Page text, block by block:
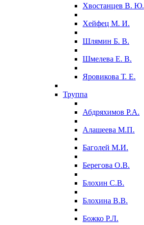
Хвостанцев В. Ю.
Хейфец М. И.
Шлямин Б. В.
Шмелева Е. В.
Яровикова Т. Е.
Труппа
Абдряхимов Р.А.
Алашеева М.П.
Баголей М.И.
Берегова О.В.
Блохин С.В.
Блохина В.В.
Божко Р.Л.